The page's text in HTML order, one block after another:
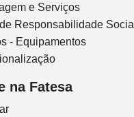
e Serviços
Responsabilidade Social
- Equipamentos
na Fatesa